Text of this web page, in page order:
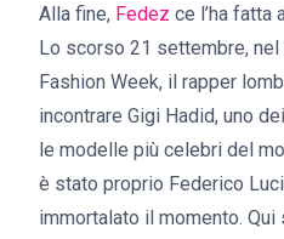
Alla fine, Fedez ce l’ha fatta
Lo scorso 21 settembre,
Fashion Week, il rapper
incontrare Gigi Hadid, uno
le modelle più celebri del
è stato proprio Federico
immortalato il momento.